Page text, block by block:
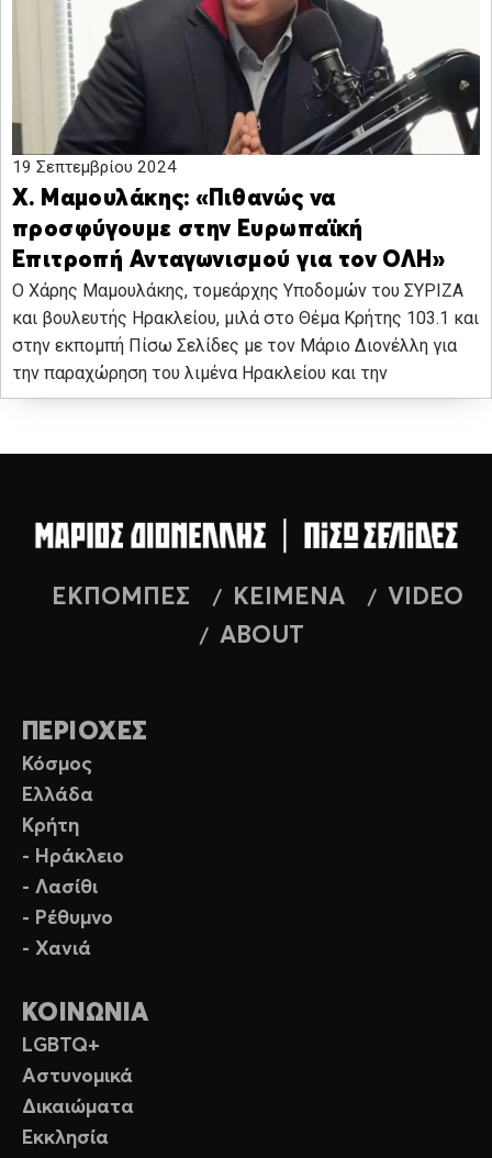
19 Σεπτεμβρίου 2024
Χ. Μαμουλάκης: «Πιθανώς να
προσφύγουμε στην Ευρωπαϊκή
Επιτροπή Ανταγωνισμού για τον ΟΛΗ»
Ο Χάρης Μαμουλάκης, τομεάρχης Υποδομών του ΣΥΡΙΖΑ
και βουλευτής Ηρακλείου, μιλά στο Θέμα Κρήτης 103.1 και
στην εκπομπή Πίσω Σελίδες με τον Μάριο Διονέλλη για
την παραχώρηση του λιμένα Ηρακλείου και την
ΕΚΠΟΜΠΕΣ ΚΕΙΜΕΝΑ
VIDEO
ABOUT
ΠΕΡΙΟΧΕΣ
Κόσμος
Ελλάδα
Κρήτη
- Ηράκλειο
- Λασίθι
- Ρέθυμνο
- Χανιά
ΚΟΙΝΩΝΙΑ
LGBTQ+
Αστυνομικά
Δικαιώματα
Εκκλησία